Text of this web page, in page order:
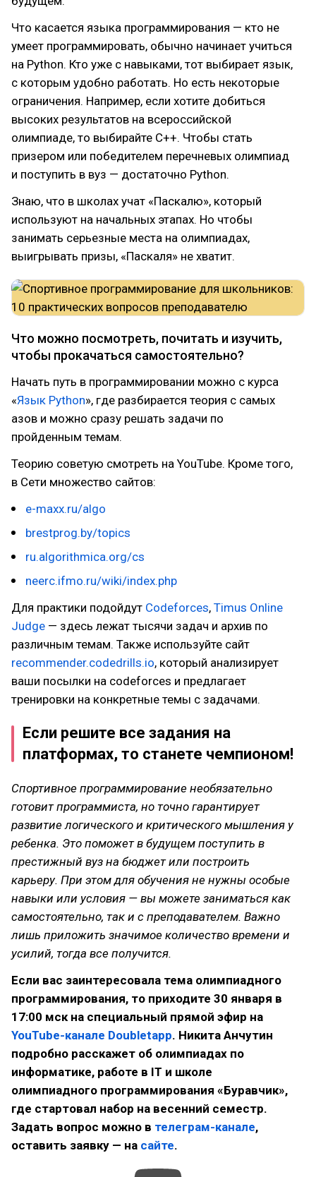
Что касается языка программирования — кто не
умеет программировать, обычно начинает учиться
на Python. Кто уже с навыками, тот выбирает язык,
с которым удобно работать. Но есть некоторые
ограничения. Например, если хотите добиться
высоких результатов на всероссийской
олимпиаде, то выбирайте C++. Чтобы стать
призером или победителем перечневых олимпиад
и поступить в вуз — достаточно Python.
Знаю, что в школах учат «Паскалю», который
используют на начальных этапах. Но чтобы
занимать серьезные места на олимпиадах,
выигрывать призы, «Паскаля» не хватит.
Что можно посмотреть, почитать и изучить,
чтобы прокачаться самостоятельно?
Начать путь в программировании можно с курса
«Язык Python», где разбирается теория с самых
азов и можно сразу решать задачи по
пройденным темам.
Теорию советую смотреть на YouTube. Кроме того,
в Сети множество сайтов:
e-maxx.ru/algo
brestprog.by/topics
ru.algorithmica.org/cs
neerc.ifmo.ru/wiki/index.php
Для практики подойдут Codeforces, Timus Online
Judge — здесь лежат тысячи задач и архив по
различным темам. Также используйте сайт
recommender.codedrills.io, который анализирует
ваши посылки на codeforces и предлагает
тренировки на конкретные темы с задачами.
Если решите все задания на
платформах, то станете чемпионом!
Спортивное программирование необязательно
готовит программиста, но точно гарантирует
развитие логического и критического мышления у
ребенка. Это поможет в будущем поступить в
престижный вуз на бюджет или построить
карьеру. При этом для обучения не нужны особые
навыки или условия — вы можете заниматься как
самостоятельно, так и с преподавателем. Важно
лишь приложить значимое количество времени и
усилий, тогда все получится.
Если вас заинтересовала тема олимпиадного
программирования, то приходите 30 января в
17:00 мск на специальный прямой эфир на
YouTube-канале Doubletapp. Никита Анчутин
подробно расскажет об олимпиадах по
информатике, работе в IT и школе
олимпиадного программирования «Буравчик»,
где стартовал набор на весенний семестр.
Задать вопрос можно в телеграм-канале,
оставить заявку — на сайте.